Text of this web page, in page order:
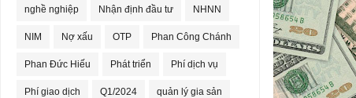
nghề nghiệp Nhận định đầu tư NHNN
NIM Nợ xấu OTP Phan Công Chánh
Phan Đức Hiếu Phát triển Phí dịch vụ
Phí giao dịch Q1/2024 quản lý gia sản